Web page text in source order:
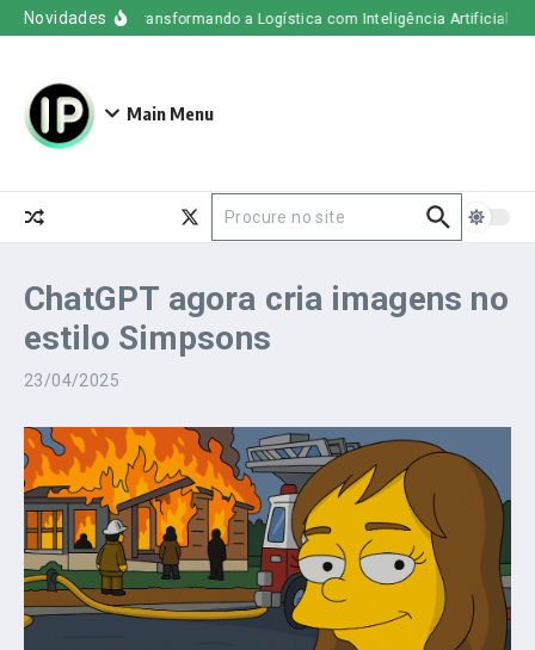
Ir para o conteúdo
Novidades
Uber Freight – Transformando a Logística com Inteligência Artificial
Main Menu
ChatGPT agora cria imagens no
estilo Simpsons
23/04/2025